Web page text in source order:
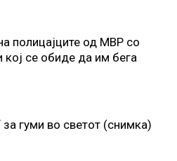
полицајците од МВР со
кој се обиде да им бега
за гуми во светот (снимка)